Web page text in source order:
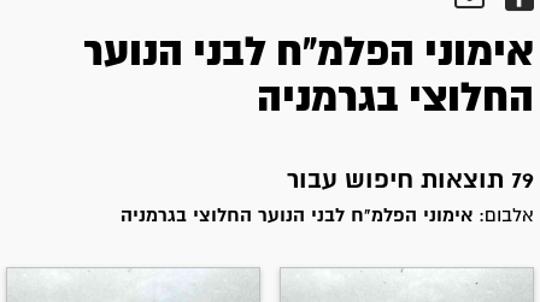
אימוני הפלמ"ח לבני הנוער
החלוצי בגרמניה
79 תוצאות חיפוש עבור
אלבום: אימוני הפלמ"ח לבני הנוער החלוצי בגרמניה